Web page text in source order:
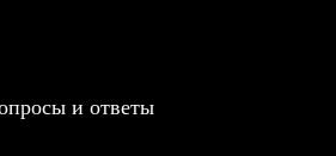
и ответы